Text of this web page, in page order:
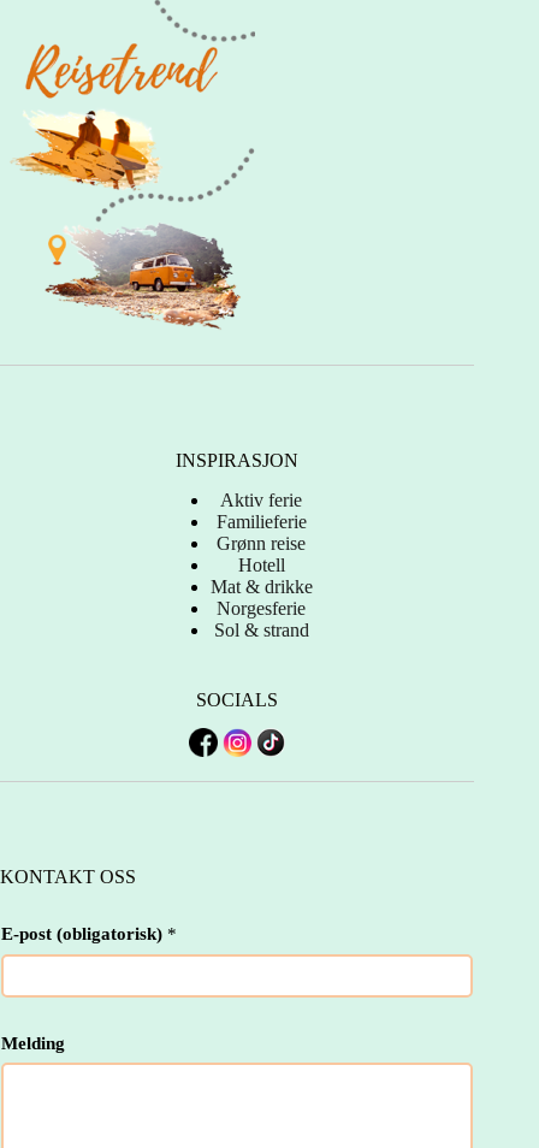
INSPIRASJON
Aktiv ferie
Familieferie
Grønn reise
Hotell
Mat & drikke
Norgesferie
Sol & strand
SOCIALS
KONTAKT OSS
E-post (obligatorisk) *
(
o
Melding